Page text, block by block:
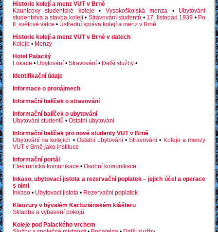
Historie kolejí a menz VUT v Brně
Kaunicovy studentské koleje • Vysokoškolská menza • Ubytování
studentstva a stavba kolejí• Stravování studentů • 17. listopad 1939 • Po
II. světové válce • Ústřední správa kolejí a menz v Brně
Historie kolejí a menz VUT v Brně v datech
Koleje • Menzy
Hotel Palacký
Lokace • Ubytování • Stravování • Další služby •
Identifikační údaje
Informace o pronájmech
Informační balíček o stravování
Informační balíček o ubytování
Ubytování studentů • Ostatní ubytování
Informační balíček pro nové studenty VUT v Brně
Ubytování na kolejích • Ostatní ubytování•Stravování • Koleje a menzy
VUT v Brně jako instituce
Informační portál
Elektronická komunikace • Osobní komunikace
Inkaso, ubytovací jistota a rezervační poplatek – jejich účel a operace
s nimi
Inkaso • Ubytovací jistota • Rezervační poplatek
Klauzury v bývalém Kartuziánském klášteru
Skladba a vybavení pokojů
Koleje pod Palackého vrchem